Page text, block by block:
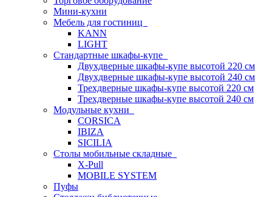
Мини-кухни
Мебель для гостиниц
KANN
LIGHT
Стандартные шкафы-купе
Двухдверные шкафы-купе высотой 220 см
Двухдверные шкафы-купе высотой 240 см
Трехдверные шкафы-купе высотой 220 см
Трехдверные шкафы-купе высотой 240 см
Модульные кухни
CORSICA
IBIZA
SICILIA
Столы мобильные складные
X-Pull
MOBILE SYSTEM
Пуфы